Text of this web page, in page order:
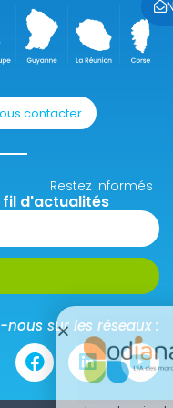
contacter
Restez informés !
d'actualités
nous sur les réseaux :